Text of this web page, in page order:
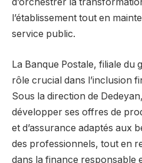
l’établissement tout en
service public.
La Banque Postale, filiale du
rôle crucial dans l’inclusion
Sous la direction de
développer ses offres de
et d’assurance adaptés aux
des professionnels, tout en
dans la finance responsable